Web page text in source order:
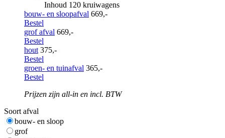
Inhoud 120 kruiwagens
bouw- en sloopafval 669,-
Bestel
grof afval 669,-
Bestel
hout 375,-
Bestel
groen- en tuinafval 365,-
Bestel
Prijzen zijn all-in en incl. BTW
Soort afval
bouw- en sloop
grof